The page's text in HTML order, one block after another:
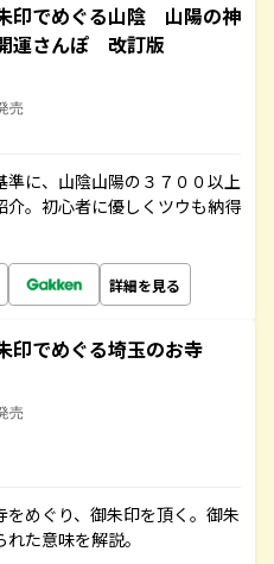
印でめぐる山陰 山陽の神
運さんぽ 改訂版
売
準に、山陰山陽の３７００以上
。初心者に優しくツウも納得
詳細を見る
印でめぐる埼玉のお寺
売
めぐり、御朱印を頂く。御朱
た意味を解説。